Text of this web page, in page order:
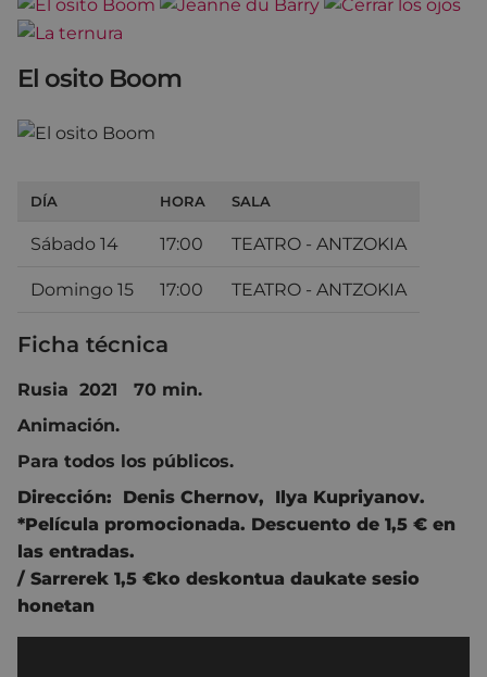
El osito Boom
DÍA HORA SALA
Sábado 14 17:00 TEATRO - ANTZOKIA
Domingo 15 17:00 TEATRO - ANTZOKIA
Ficha técnica
Rusia 2021 70 min.
Animación.
Para todos los públicos.
Dirección: Denis Chernov,
Ilya Kupriyanov.
*Película promocionada. Descuento de 1,5 € en
las entradas.
/ Sarrerek 1,5 €ko deskontua daukate sesio
honetan